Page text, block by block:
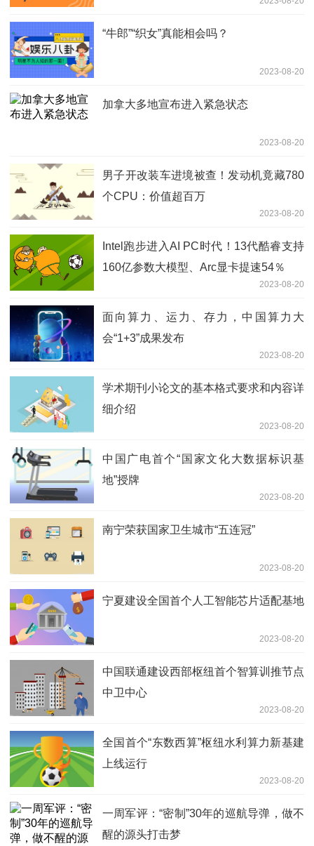
“牛郎”“织女”真能相会吗？
2023-08-20
加拿大多地宣布进入紧急状态
2023-08-20
男子开改装车进境被查！发动机竟藏780
个CPU：价值超百万
2023-08-20
Intel跑步进入AI PC时代！13代酷睿支持
160亿参数大模型、Arc显卡提速54％
2023-08-20
面向算力、运力、存力，中国算力大
会“1+3”成果发布
2023-08-20
学术期刊小论文的基本格式要求和内容详
细介绍
2023-08-20
中国广电首个“国家文化大数据标识基
地”授牌
2023-08-20
南宁荣获国家卫生城市“五连冠”
2023-08-20
宁夏建设全国首个人工智能芯片适配基地
2023-08-20
中国联通建设西部枢纽首个智算训推节点
中卫中心
2023-08-20
全国首个“东数西算”枢纽水利算力新基建
上线运行
2023-08-20
一周军评：“密制”30年的巡航导弹，做不
醒的源头打击梦